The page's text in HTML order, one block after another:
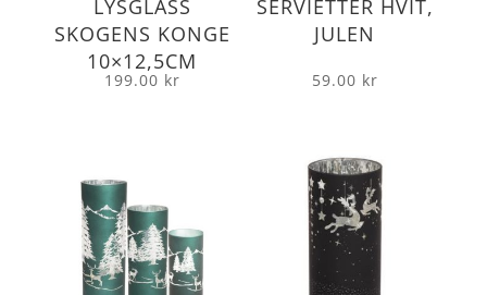
LYSGLASS
SKOGENS KONGE
10×12,5CM
199.00 kr
SERVIETTER HVIT,
JULEN
59.00 kr